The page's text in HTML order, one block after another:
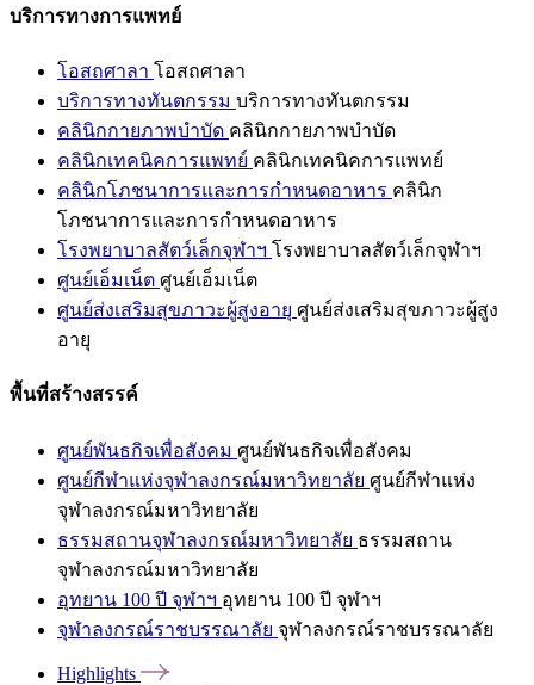
บริการทางการแพทย์
โอสถศาลา โอสถศาลา
บริการทางทันตกรรม บริการทางทันตกรรม
คลินิกกายภาพบำบัด คลินิกกายภาพบำบัด
คลินิกเทคนิคการแพทย์ คลินิกเทคนิคการแพทย์
คลินิกโภชนาการและการกำหนดอาหาร คลินิก
โภชนาการและการกำหนดอาหาร
โรงพยาบาลสัตว์เล็กจุฬาฯ โรงพยาบาลสัตว์เล็กจุฬาฯ
ศูนย์เอ็มเน็ต ศูนย์เอ็มเน็ต
ศูนย์ส่งเสริมสุขภาวะผู้สูงอายุ ศูนย์ส่งเสริมสุขภาวะผู้สูง
อายุ
พื้นที่สร้างสรรค์
ศูนย์พันธกิจเพื่อสังคม ศูนย์พันธกิจเพื่อสังคม
ศูนย์กีฬาแห่งจุฬาลงกรณ์มหาวิทยาลัย ศูนย์กีฬาแห่ง
จุฬาลงกรณ์มหาวิทยาลัย
ธรรมสถานจุฬาลงกรณ์มหาวิทยาลัย ธรรมสถาน
จุฬาลงกรณ์มหาวิทยาลัย
อุทยาน 100 ปี จุฬาฯ อุทยาน 100 ปี จุฬาฯ
จุฬาลงกรณ์ราชบรรณาลัย จุฬาลงกรณ์ราชบรรณาลัย
Highlights